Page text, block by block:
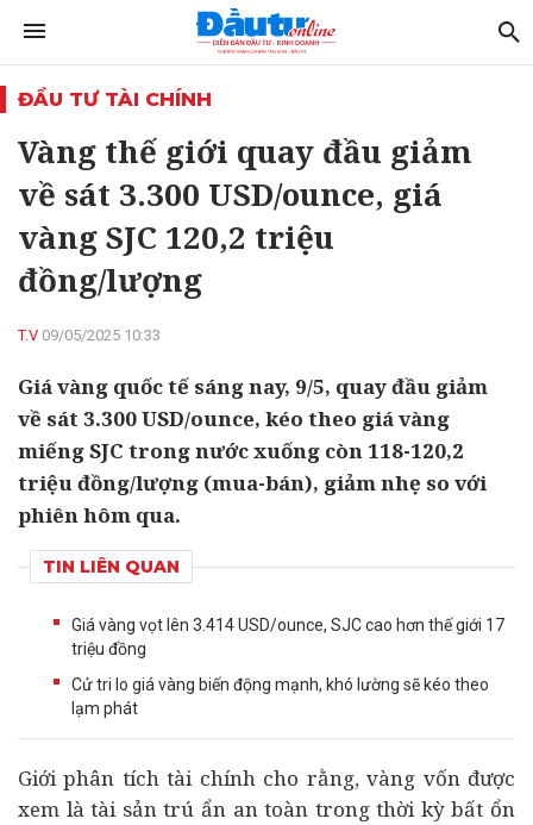
ĐẦU TƯ TÀI CHÍNH
Vàng thế giới quay đầu giảm
về sát 3.300 USD/ounce, giá
vàng SJC 120,2 triệu
đồng/lượng
T.V 09/05/2025 10:33
Giá vàng quốc tế sáng nay, 9/5, quay đầu giảm
về sát 3.300 USD/ounce, kéo theo giá vàng
miếng SJC trong nước xuống còn 118-120,2
triệu đồng/lượng (mua-bán), giảm nhẹ so với
phiên hôm qua.
TIN LIÊN QUAN
Giá vàng vọt lên 3.414 USD/ounce, SJC cao hơn thế giới 17
triệu đồng
Cử tri lo giá vàng biến động mạnh, khó lường sẽ kéo theo
lạm phát
Giới phân tíchtài chínhcho rằng, vàng vốn được
xem là tài sản trú ẩn an toàn trong thời kỳ bất ổn